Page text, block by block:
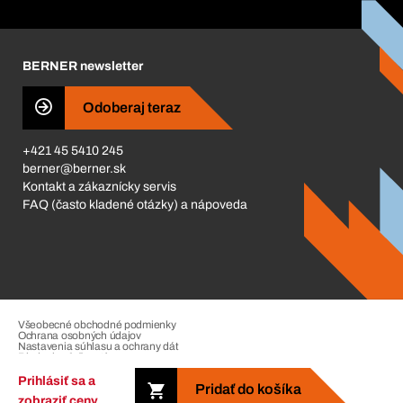
Prihlásiť sa a
Pridať do košíka
Business Conduct
BERNER newsletter
Odoberaj teraz
+421 45 5410 245
berner@berner.sk
Kontakt a zákaznícky servis
FAQ (často kladené otázky) a nápoveda
Všeobecné obchodné podmienky
Ochrana osobných údajov
Nastavenia súhlasu a ochrany dát
Riadenie sťažností